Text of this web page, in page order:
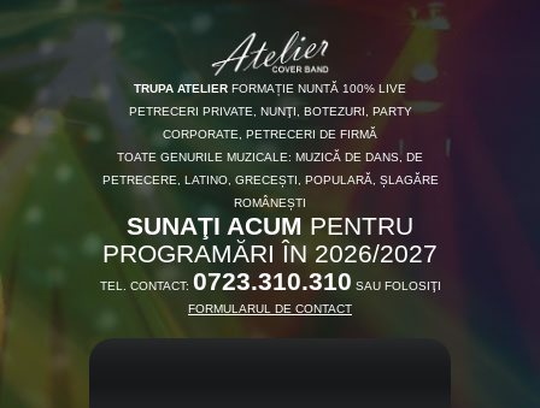
TRUPA ATELIER FORMAȚIE NUNTĂ 100% LIVE
PETRECERI PRIVATE, NUNŢI, BOTEZURI, PARTY
CORPORATE, PETRECERI DE FIRMĂ
TOATE GENURILE MUZICALE: MUZICĂ DE DANS, DE
PETRECERE, LATINO, GRECEȘTI, POPULARĂ, ȘLAGĂRE
ROMÂNEȘTI
SUNAŢI ACUM PENTRU
PROGRAMĂRI ÎN 2026/2027
TEL. CONTACT: 0723.310.310 SAU FOLOSIŢI
FORMULARUL DE CONTACT